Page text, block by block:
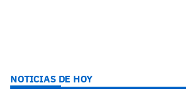
NOTICIAS DE HOY